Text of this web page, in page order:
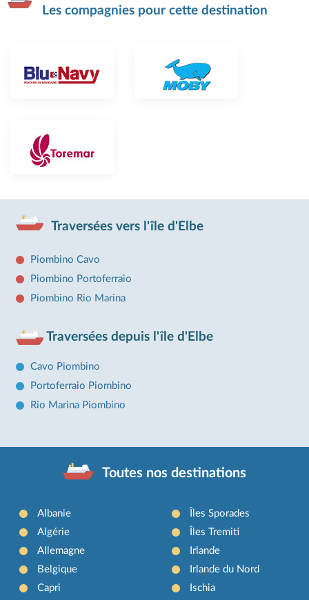
Les compagnies pour cette destination
Traversées vers l'île d'Elbe
Piombino Cavo
Piombino Portoferraio
Piombino Rio Marina
Traversées depuis l'île d'Elbe
Cavo Piombino
Portoferraio Piombino
Rio Marina Piombino
Toutes nos destinations
Albanie
Algérie
Allemagne
Belgique
Capri
Îles Sporades
Îles Tremiti
Irlande
Irlande du Nord
Ischia